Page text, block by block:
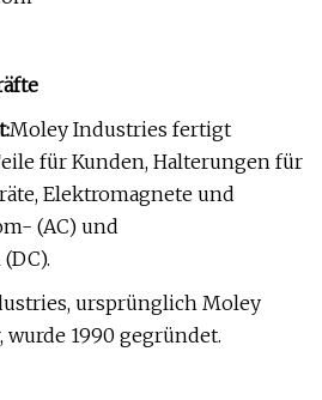
Moley Industries fertigt
für Kunden, Halterungen für
Elektromagnete und
(AC) und
ursprünglich Moley
1990 gegründet.